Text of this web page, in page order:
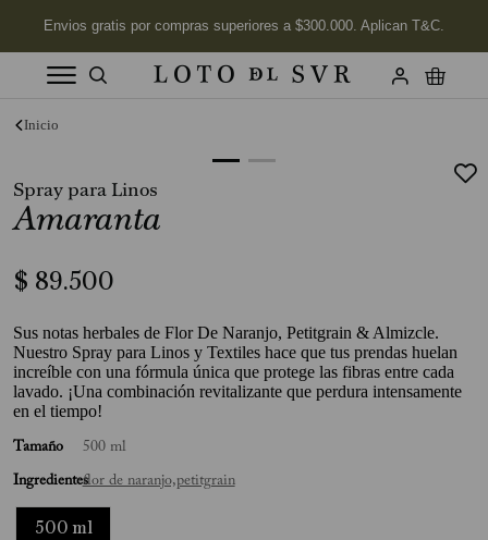
Spray para Linos
Amaranta
$ 89.500
Sus notas herbales de Flor De Naranjo, Petitgrain & Almizcle.
Nuestro Spray para Linos y Textiles hace que tus prendas huelan
increíble con una fórmula única que protege las fibras entre cada
lavado. ¡Una combinación revitalizante que perdura intensamente
en el tiempo!
Tamaño 500 ml
Ingredientesflor de naranjo,petitgrain
500 ml
Términos más buscados
2.
4 Velas
6. Kits
7. Jabón Cuerpo
8 Desodorante
9. Mimosa
10. Tonka